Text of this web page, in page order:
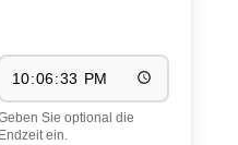
Sie optional die
Endzeit ein.